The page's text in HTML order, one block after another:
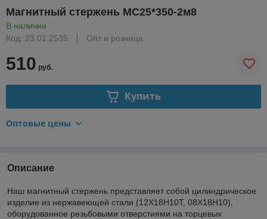
Магнитный стержень МС25*350-2м8
В наличии
Код: 23.01.2535
Опт и розница
510 руб.
Купить
Оптовые цены
Описание
Наш магнитный стержень представляет собой цилиндрическое
изделие из нержавеющей стали (12Х18Н10Т, 08Х18Н10),
оборудованное резьбовыми отверстиями на торцевых